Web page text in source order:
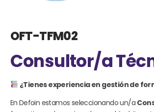
OFT-TFM02
Consultor/a
¿Tienes experiencia en gestión de
En Defoin estamos seleccionando un/a